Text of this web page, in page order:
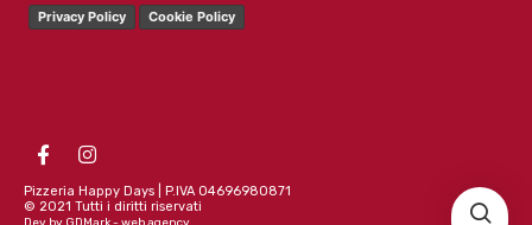
Privacy Policy Cookie Policy
Pizzeria Happy Days | P.IVA 04696980871
© 2021 Tutti i diritti riservati